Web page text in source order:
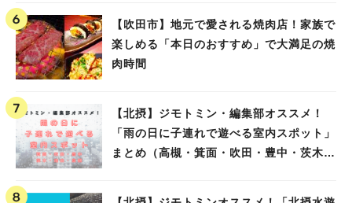
【吹田市】地元で愛される焼肉店！家族で
楽しめる「本日のおすすめ」で大満足の焼
肉時間
【北摂】ジモトミン・編集部オススメ！
「雨の日に子連れで遊べる室内スポット」
まとめ（高槻・箕面・吹田・豊中・茨木・